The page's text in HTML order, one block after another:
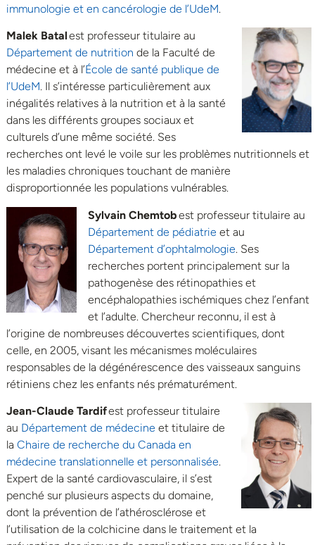
immunologie et en cancérologie de l’UdeM.
Malek Batalest professeur titulaire au
Département de nutrition de la Faculté de
médecine et à l’École de santé publique de
l’UdeM. Il s’intéresse particulièrement aux
inégalités relatives à la nutrition et à la santé
dans les différents groupes sociaux et
culturels d’une même société. Ses
recherches ont levé le voile sur les problèmes nutritionnels et
les maladies chroniques touchant de manière
disproportionnée les populations vulnérables.
Sylvain Chemtobest professeur titulaire au
Département de pédiatrie et au
Département d’ophtalmologie. Ses
recherches portent principalement sur la
pathogenèse des rétinopathies et
encéphalopathies ischémiques chez l’enfant
et l’adulte. Chercheur reconnu, il est à
l’origine de nombreuses découvertes scientifiques, dont
celle, en 2005, visant les mécanismes moléculaires
responsables de la dégénérescence des vaisseaux sanguins
rétiniens chez les enfants nés prématurément.
Jean-Claude Tardifest professeur titulaire
au Département de médecine et titulaire de
la Chaire de recherche du Canada en
médecine translationnelle et personnalisée.
Expert de la santé cardiovasculaire, il s’est
penché sur plusieurs aspects du domaine,
dont la prévention de l’athérosclérose et
l’utilisation de la colchicine dans le traitement et la